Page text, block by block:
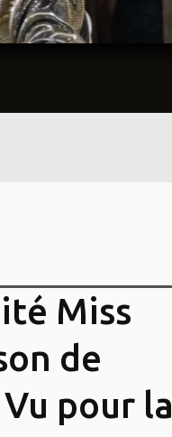
Miss
de
pour la